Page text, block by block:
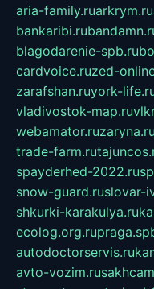
aria-family.ruarkrym.ru
bankaribi.ru
blagodarenie-spb.ru
cardvoice.ruzed-
zarafshan.ruyork-
vladivostok-map.ru
webamator.ruzaryna.ru
trade-farm.ru
spayderhed-2022.ru
snow-guard.ruslovar-
shkurki-karakulya.ru
ecolog.org.ru
autodoctorservis.ru
avto-vozim.ru